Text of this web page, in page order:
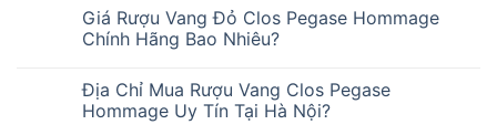
Giá Rượu Vang Đỏ Clos Pegase Hommage
Chính Hãng Bao Nhiêu?
Địa Chỉ Mua Rượu Vang Clos Pegase
Hommage Uy Tín Tại Hà Nội?